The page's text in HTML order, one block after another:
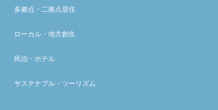
多拠点・二拠点居住
ローカル・地方創生
民泊・ホテル
サステナブル・ツーリズム